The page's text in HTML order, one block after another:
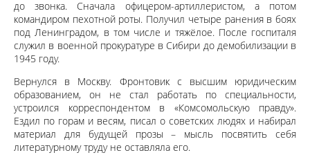
до звонка. Сначала офицером-артиллеристом, а потом
командиром пехотной роты. Получил четыре ранения в боях
под Ленинградом, в том числе и тяжёлое. После госпиталя
служил в военной прокуратуре в Сибири до демобилизации в
1945 году.
Вернулся в Москву. Фронтовик с высшим юридическим
образованием, он не стал работать по специальности,
устроился корреспондентом в «Комсомольскую правду».
Ездил по горам и весям, писал о советских людях и набирал
материал для будущей прозы – мысль посвятить себя
литературному труду не оставляла его.